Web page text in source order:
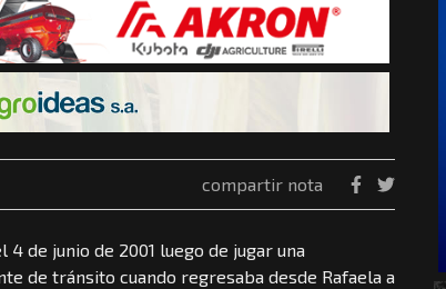
compartir nota
de junio de 2001 luego de jugar una
de tránsito cuando regresaba desde Rafaela a